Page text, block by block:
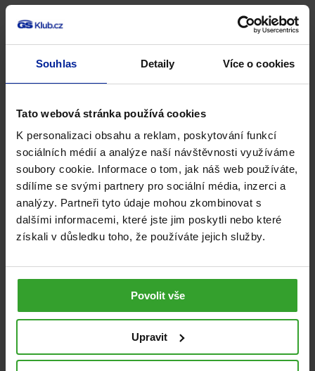
Souhlas Detaily Více o cookies
Tato webová stránka používá cookies
K personalizaci obsahu a reklam, poskytování funkcí
sociálních médií a analýze naší návštěvnosti využíváme
soubory cookie. Informace o tom, jak náš web používáte,
sdílíme se svými partnery pro sociální média, inzerci a
analýzy. Partneři tyto údaje mohou zkombinovat s
dalšími informacemi, které jste jim poskytli nebo které
získali v důsledku toho, že používáte jejich služby.
Povolit vše
Upravit
Jaké aktivity do Zóny 2 patří?
Výhodou je, že se nemusíte pouštět do žádných
krkolomných cvičení. Do Zóny 2 se dostanete např. při:
svižnéchůzi
pomalémběhu nebojoggingu
jízdě nakole
jízdě narotopeduneboveslovacím trenažéru
Důležité je udržet si stabilní tempo a najít správný